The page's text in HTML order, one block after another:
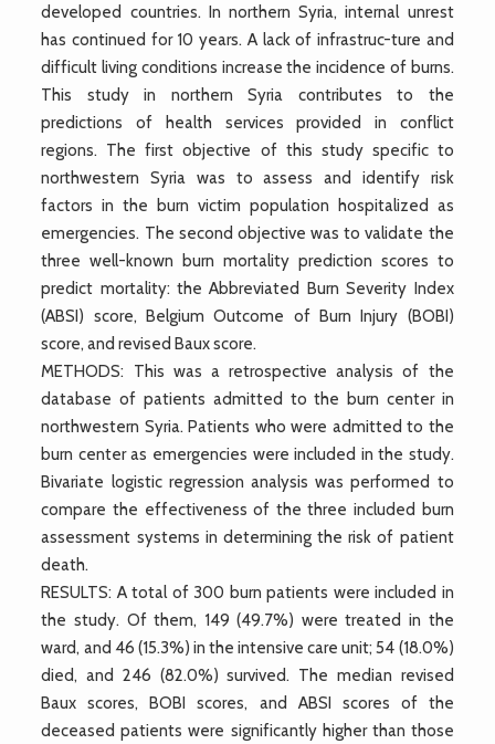
developed countries. In northern Syria, internal unrest
has continued for 10 years. A lack of infrastruc-ture and
difficult living conditions increase the incidence of burns.
This study in northern Syria contributes to the
predictions of health services provided in conflict
regions. The first objective of this study specific to
northwestern Syria was to assess and identify risk
factors in the burn victim population hospitalized as
emergencies. The second objective was to validate the
three well-known burn mortality prediction scores to
predict mortality: the Abbreviated Burn Severity Index
(ABSI) score, Belgium Outcome of Burn Injury (BOBI)
score, and revised Baux score.
METHODS: This was a retrospective analysis of the
database of patients admitted to the burn center in
northwestern Syria. Patients who were admitted to the
burn center as emergencies were included in the study.
Bivariate logistic regression analysis was performed to
compare the effectiveness of the three included burn
assessment systems in determining the risk of patient
death.
RESULTS: A total of 300 burn patients were included in
the study. Of them, 149 (49.7%) were treated in the
ward, and 46 (15.3%) in the intensive care unit; 54 (18.0%)
died, and 246 (82.0%) survived. The median revised
Baux scores, BOBI scores, and ABSI scores of the
deceased patients were significantly higher than those